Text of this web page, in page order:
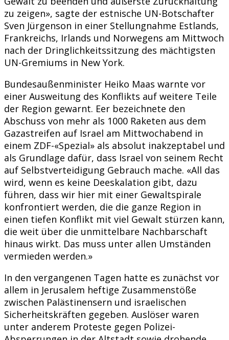
zu zeigen», sagte der estnische UN-Botschafter
Sven Jürgenson in einer Stellungnahme Estlands,
Frankreichs, Irlands und Norwegens am Mittwoch
nach der Dringlichkeitssitzung des mächtigsten
UN-Gremiums in New York.
Bundesaußenminister Heiko Maas warnte vor
einer Ausweitung des Konflikts auf weitere Teile
der Region gewarnt. Eer bezeichnete den
Abschuss von mehr als 1000 Raketen aus dem
Gazastreifen auf Israel am Mittwochabend in
einem ZDF-«Spezial» als absolut inakzeptabel und
als Grundlage dafür, dass Israel von seinem Recht
auf Selbstverteidigung Gebrauch mache. «All das
wird, wenn es keine Deeskalation gibt, dazu
führen, dass wir hier mit einer Gewaltspirale
konfrontiert werden, die die ganze Region in
einen tiefen Konflikt mit viel Gewalt stürzen kann,
die weit über die unmittelbare Nachbarschaft
hinaus wirkt. Das muss unter allen Umständen
vermieden werden.»
In den vergangenen Tagen hatte es zunächst vor
allem in Jerusalem heftige Zusammenstöße
zwischen Palästinensern und israelischen
Sicherheitskräften gegeben. Auslöser waren
unter anderem Proteste gegen Polizei-